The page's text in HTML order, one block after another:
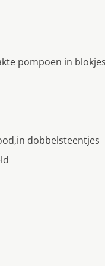
pompoen in
dobbelsteentjes